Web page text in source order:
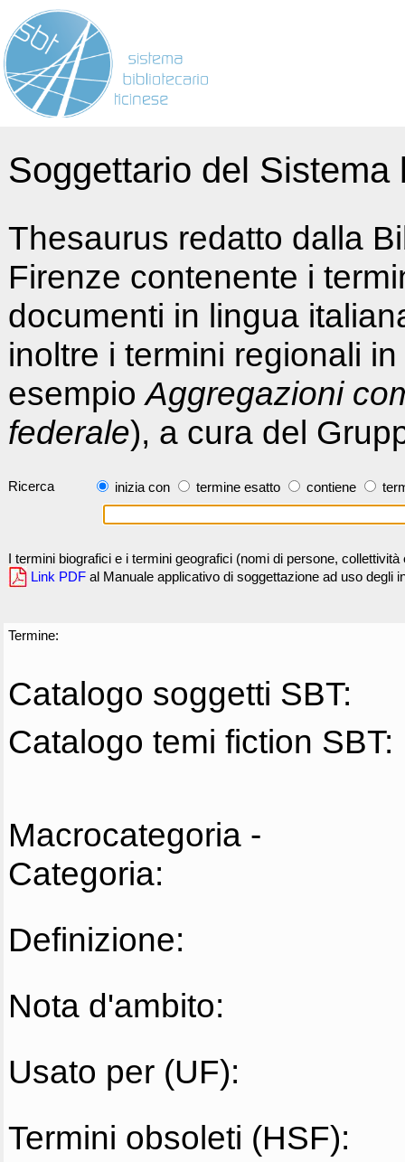
Soggettario del
Thesaurus redatto dalla
Firenze contenente i
documenti in lingua
inoltre i termini regionali
esempioAggregazioni
federale), a cura del
Ricerca inizia con termine esatto contiene
I termini biografici e i termini geografici (nomi di persone,
Link PDF al Manuale applicativo di soggettazione ad uso degli
Termine:
Catalogo soggetti SBT:
Catalogo temi fiction SBT:
Macrocategoria -
Categoria:
Definizione:
Nota d'ambito:
Usato per (UF):
Termini obsoleti (HSF):